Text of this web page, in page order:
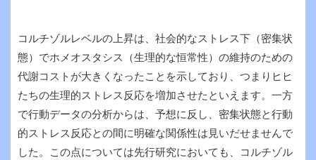
コルチゾルレベルの上昇は、社会的なストレス下（密集状
態）でホメオスタシス（生理的な恒常性）の維持のための
代謝コストが大きくなったことを示しており、つまりヒヒ
たちの生理的ストレス反応を増加させたといえます。一方
で行動データの分析からは、予想に反し、密集状態と行動
的ストレス反応との間に明確な関係性は見いだせませんで
した。この点については先行研究においても、コルチゾル